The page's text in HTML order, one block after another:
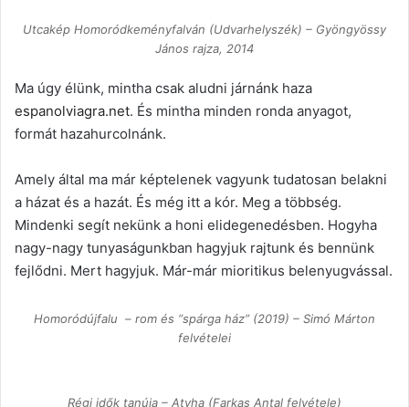
Utcakép Homoródkeményfalván (Udvarhelyszék) – Gyöngyössy
János rajza, 2014
Ma úgy élünk, mintha csak aludni járnánk haza
espanolviagra.net. És mintha minden ronda anyagot,
formát hazahurcolnánk.
Amely által ma már képtelenek vagyunk tudatosan belakni
a házat és a hazát. És még itt a kór. Meg a többség.
Mindenki segít nekünk a honi elidegenedésben. Hogyha
nagy-nagy tunyaságunkban hagyjuk rajtunk és bennünk
fejlődni. Mert hagyjuk. Már-már mioritikus belenyugvással.
Homoródújfalu – rom és “spárga ház” (2019) – Simó Márton
felvételei
Régi idők tanúja – Atyha (Farkas Antal felvétele)